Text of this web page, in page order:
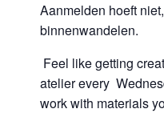
Aanmelden hoeft
binnenwandelen.
Feel like getting
atelier every
work with materials